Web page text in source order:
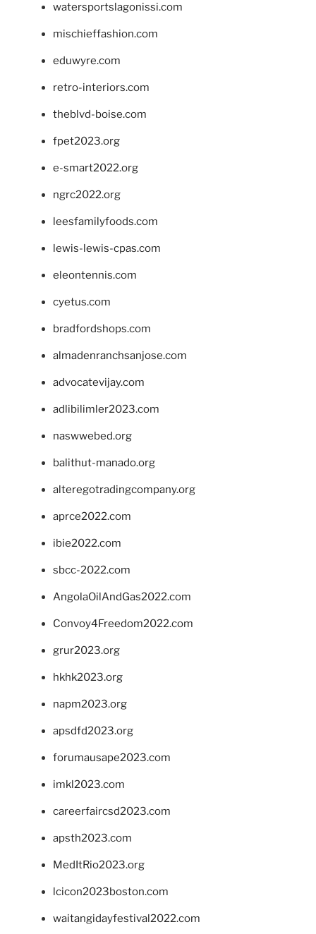
watersportslagonissi.com
mischieffashion.com
eduwyre.com
retro-interiors.com
theblvd-boise.com
fpet2023.org
e-smart2022.org
ngrc2022.org
leesfamilyfoods.com
lewis-lewis-cpas.com
eleontennis.com
cyetus.com
bradfordshops.com
almadenranchsanjose.com
advocatevijay.com
adlibilimler2023.com
naswwebed.org
balithut-manado.org
alteregotradingcompany.org
aprce2022.com
ibie2022.com
sbcc-2022.com
AngolaOilAndGas2022.com
Convoy4Freedom2022.com
grur2023.org
hkhk2023.org
napm2023.org
apsdfd2023.org
forumausape2023.com
imkl2023.com
careerfaircsd2023.com
apsth2023.com
MedItRio2023.org
lcicon2023boston.com
waitangidayfestival2022.com